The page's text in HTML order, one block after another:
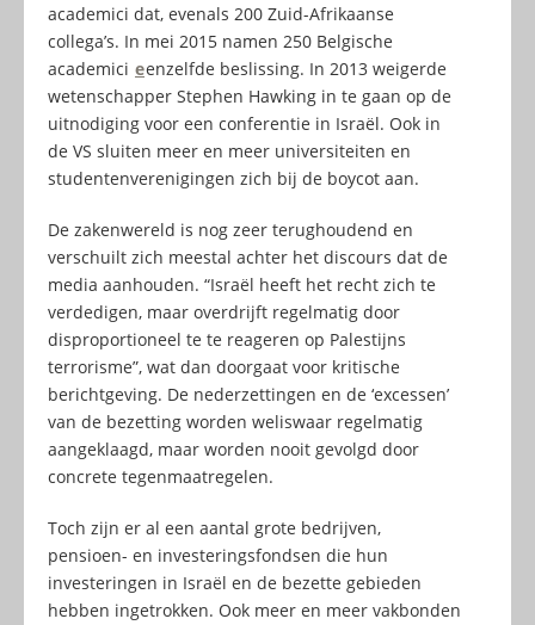
academici dat, evenals 200 Zuid-Afrikaanse
collega’s. In mei 2015 namen 250 Belgische
academici eenzelfde beslissing. In 2013 weigerde
wetenschapper Stephen Hawking in te gaan op de
uitnodiging voor een conferentie in Israël. Ook in
de VS sluiten meer en meer universiteiten en
studentenverenigingen zich bij de boycot aan.
De zakenwereld is nog zeer terughoudend en
verschuilt zich meestal achter het discours dat de
media aanhouden. “Israël heeft het recht zich te
verdedigen, maar overdrijft regelmatig door
disproportioneel te te reageren op Palestijns
terrorisme”, wat dan doorgaat voor kritische
berichtgeving. De nederzettingen en de ‘excessen’
van de bezetting worden weliswaar regelmatig
aangeklaagd, maar worden nooit gevolgd door
concrete tegenmaatregelen.
Toch zijn er al een aantal grote bedrijven,
pensioen- en investeringsfondsen die hun
investeringen in Israël en de bezette gebieden
hebben ingetrokken. Ook meer en meer vakbonden